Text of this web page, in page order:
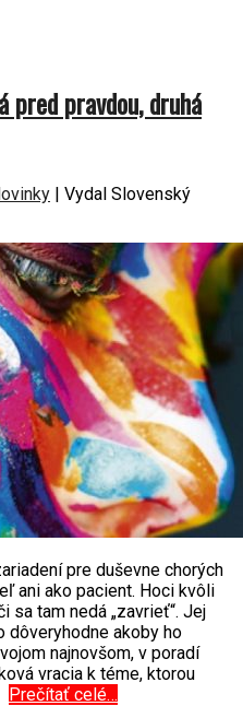
pred pravdou, druhá
| Vydal Slovenský
pre duševne chorých
ani ako pacient. Hoci kvôli
sa tam nedá „zavrieť“. Jej
dôveryhodne akoby ho
najnovšom, v poradí
vracia k téme, ktorou
Prečítať celé…